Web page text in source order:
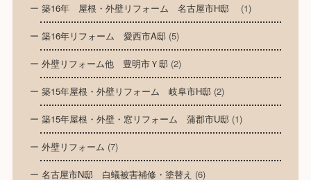
築16年 屋根・外壁リフォーム 名古屋市H邸 (1)
築16年リフォーム 愛西市A邸(5)
外壁リフォーム他 豊明市Ｙ邸(2)
築15年屋根・外壁リフォーム 岐阜市H邸(2)
築15年屋根・外壁・窓リフォーム 蒲郡市U邸(1)
外壁リフォーム (7)
名古屋市N邸 白蟻被害補修・塗替え (6)